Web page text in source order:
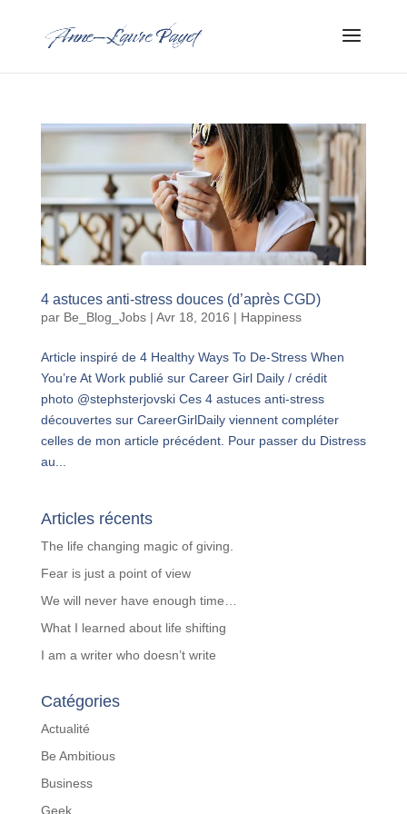
4 astuces anti-stress douces (d’après CGD)
par Be_Blog_Jobs| Avr 18, 2016 | Happiness
Article inspiré de 4 Healthy Ways To De-Stress When
You’re At Work publié sur Career Girl Daily / crédit
photo @stephsterjovski Ces 4 astuces anti-stress
découvertes sur CareerGirlDaily viennent compléter
celles de mon article précédent. Pour passer du Distress
au...
Articles récents
The life changing magic of giving.
Fear is just a point of view
We will never have enough time…
What I learned about life shifting
I am a writer who doesn’t write
Catégories
Actualité
Be Ambitious
Business
Geek